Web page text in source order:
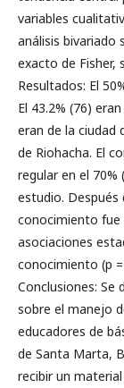
variables
análisis bivariado
exacto de Fisher,
Resultados: El
El 43.2% (76)
eran de la ciudad
de Riohacha. El
regular en el 70%
estudio. Después
conocimiento fue
asociaciones
conocimiento (p
Conclusiones:
sobre el manejo
educadores de
de Santa Marta,
recibir un